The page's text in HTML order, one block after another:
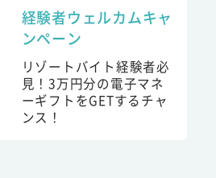
経験者ウェルカムキャ
ンペーン
リゾートバイト経験者必
見！3万円分の電子マネ
ーギフトをGETするチャ
ンス！